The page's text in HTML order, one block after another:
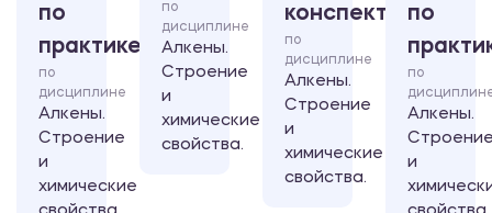
по
практике
по
дисциплине
Алкены.
Строение
и
химические
по
дисциплине
Алкены.
Строение
и
химические
свойства.
конспект
по
дисциплине
Алкены.
Строение
и
химические
свойства.
по
по
Алкены.
и